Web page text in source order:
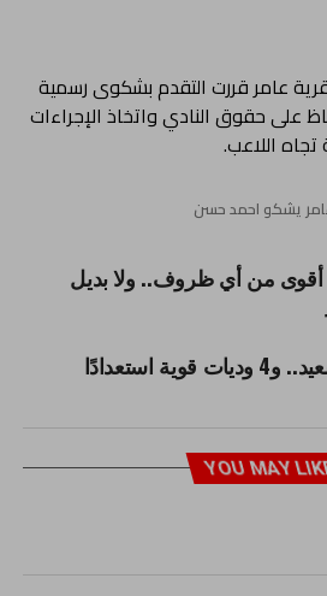
عامر قررت التقدم بشكوى رسمية
على حقوق النادي واتخاذ الإجراءات
تجاه اللاعب.
يشكو احمد حسن
من أي ظروف.. ولا بديل
طنطا يعسكر في بورسعيد.. و4 وديات قوية استعدادًا
YOU MAY